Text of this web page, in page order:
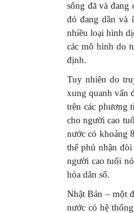
sống đã và đang
đó đang dần và
nhiều loại hình
các mô hình do
định.
Tuy nhiên do
xung quanh vấn
trên các phương
cho người cao
nước có khoảng
thể phủ nhận
người cao tuổi
hóa dân số.
Nhật Bản – một
nước có hệ